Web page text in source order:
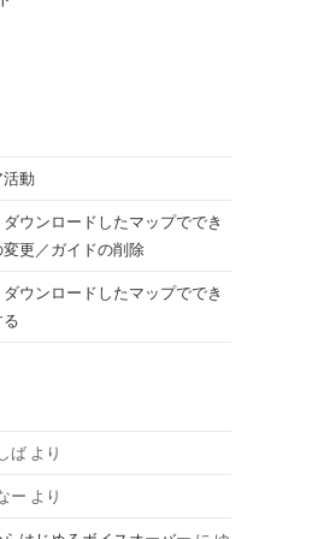
索
動
ダウンロードしたマップででき
更／ガイドの削除
ダウンロードしたマップででき
ば より
ー より